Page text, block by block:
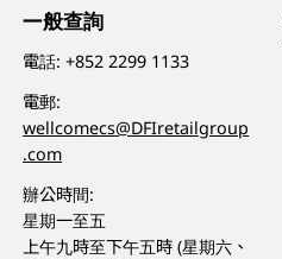
一般查詢
電話:+852 2299 1133
電郵:
wellcomecs@DFIretailgroup
.com
辦公時間:
星期一至五
上午九時至下午五時 (星期六、